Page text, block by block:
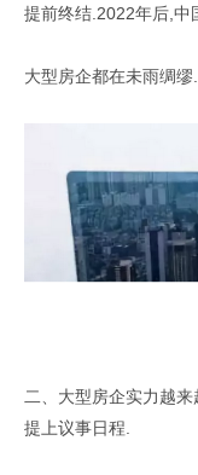
提前终结.2022年后,中
大型房企都在未雨绸缪.
二、大型房企实力越
提上议事日程.